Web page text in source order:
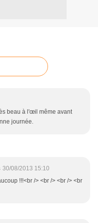
beau à l'œil même avant
journée.
30/08/2013 15:10
!!!<br /> <br /> <br /> <br